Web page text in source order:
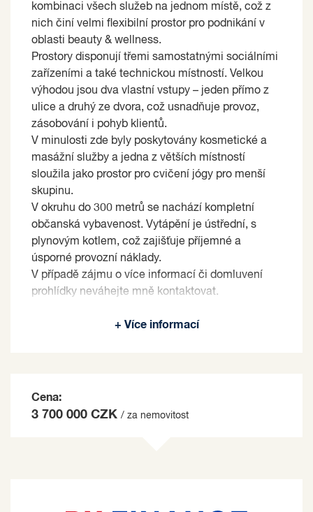
kombinaci všech služeb na jednom místě, což z
nich činí velmi flexibilní prostor pro podnikání v
oblasti beauty & wellness.
Prostory disponují třemi samostatnými sociálními
zařízeními a také technickou místností. Velkou
výhodou jsou dva vlastní vstupy – jeden přímo z
ulice a druhý ze dvora, což usnadňuje provoz,
zásobování i pohyb klientů.
V minulosti zde byly poskytovány kosmetické a
masážní služby a jedna z větších místností
sloužila jako prostor pro cvičení jógy pro menší
skupinu.
V okruhu do 300 metrů se nachází kompletní
občanská vybavenost. Vytápění je ústřední, s
plynovým kotlem, což zajišťuje příjemné a
úsporné provozní náklady.
V případě zájmu o více informací či domluvení
prohlídky neváhejte mně kontaktovat.
na základě jím zvolených kritérií.
+ Více informací
Cena:
3 700 000 CZK / za nemovitost